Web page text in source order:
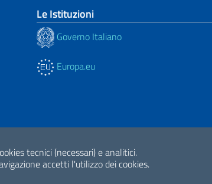
tecnici (necessari) e analitici.
accetti l'utilizzo dei cookies.
Le Istituzioni
Governo Italiano
Europa.eu
di accessibilità